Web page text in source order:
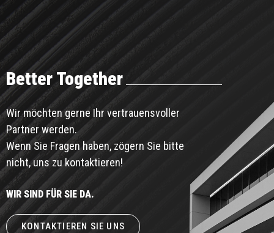
Better Together
Wir möchten gerne Ihr vertrauensvoller
Partner werden.
Wenn Sie Fragen haben, zögern Sie bitte
nicht, uns zu kontaktieren!
WIR SIND FÜR SIE DA.
KONTAKTIEREN SIE UNS